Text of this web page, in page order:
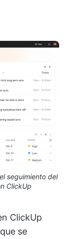
seguimiento del
ClickUp
ClickUp
se